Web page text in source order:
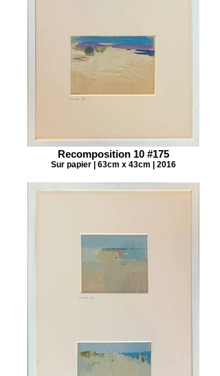
Recomposition 10 #175
Sur papier | 63cm x 43cm | 2016